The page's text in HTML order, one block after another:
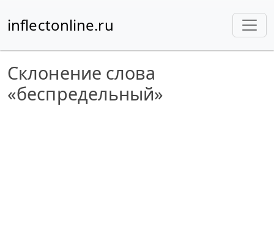
inflectonline.ru
Склонение слова
«беспредельный»